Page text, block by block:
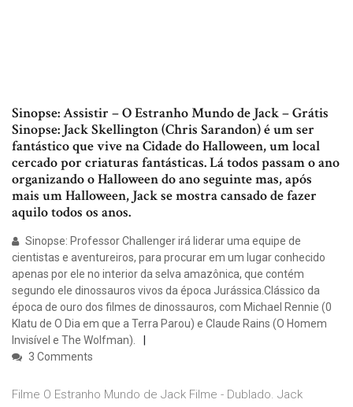
Sinopse: Assistir – O Estranho Mundo de Jack – Grátis
Sinopse: Jack Skellington (Chris Sarandon) é um ser
fantástico que vive na Cidade do Halloween, um local
cercado por criaturas fantásticas. Lá todos passam o ano
organizando o Halloween do ano seguinte mas, após
mais um Halloween, Jack se mostra cansado de fazer
aquilo todos os anos.
Sinopse: Professor Challenger irá liderar uma equipe de
cientistas e aventureiros, para procurar em um lugar conhecido
apenas por ele no interior da selva amazônica, que contém
segundo ele dinossauros vivos da época Jurássica.Clássico da
época de ouro dos filmes de dinossauros, com Michael Rennie (0
Klatu de O Dia em que a Terra Parou) e Claude Rains (O Homem
Invisível e The Wolfman).
3 Comments
Filme O Estranho Mundo de Jack Filme - Dublado. Jack